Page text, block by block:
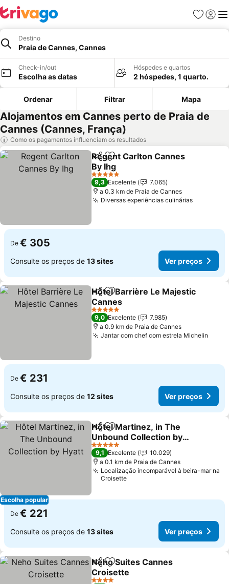
Favoritos
Iniciar
Destino
Praia de Cannes, Cannes
Check-in/out
Escolha as datas
Hóspedes e quartos
2 hóspedes, 1 quarto.
Ordenar Filtrar Mapa
Alojamentos em Cannes perto de Praia de
Cannes (Cannes, França)
Como os pagamentos influenciam os resultados
PartilharAdicionar aos favoritos
Regent Carlton Cannes
By Ihg
Ver preços
5 Estrelas
9,3 Excelente
7.065
a 0.3 km de Praia de Cannes
Diversas experiências culináriasVer
De € 305
Consulte os preços de 13 sites Ver preços
PartilharAdicionar aos favoritos
Hôtel Barrière Le Majestic
Cannes
Ver preços
5 Estrelas
9,0 Excelente
7.985
a 0.9 km de Praia de Cannes
Jantar com chef com estrela Michelin
De € 231
Consulte os preços de 12 sites Ver preços
Escolha popular
PartilharAdicionar aos favoritos
Hôtel Martinez, in The
Unbound Collection by
Hyatt
Ver preços
5 Estrelas
9,1 Excelente
10.029
a 0.1 km de Praia de Cannes
Localização incomparável à beira-mar na
Croisette
De € 221
Consulte os preços de 13 sites Ver preços
PartilharAdicionar aos favoritos
Neho Suites Cannes
Croisette